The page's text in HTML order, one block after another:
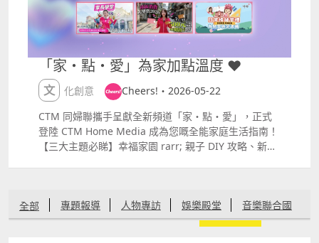
「家・點・愛」為家加點溫度 ❤
文化創意
Cheers!・2026-05-22
CTM 同婦聯攜手呈獻全新頻道「家・點・愛」，正式
登陸 CTM Home Media 成為您嘅全能家庭生活指南！
【三大主題必睇】幸福家園 rarr; 親子 DIY 攻略、新手
座，為生活注入滿滿正能量 【婦聯會員限時專屬福利】
全澳獨有光纖 360deg; 超級 WiFi，包搞掂全屋上網，
全部 專題報導 人物專訪 娛樂殿堂 音樂聯合國